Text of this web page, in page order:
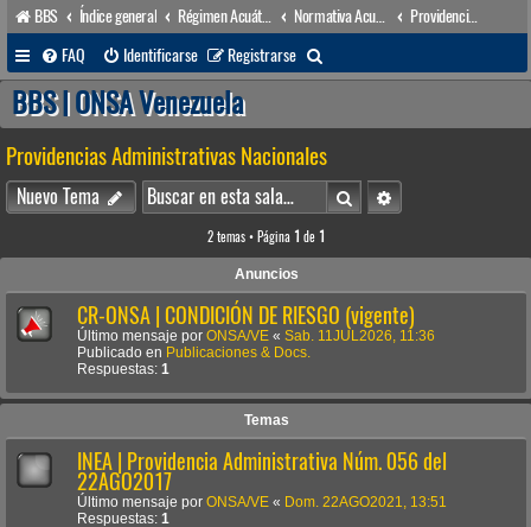
BBS Índice general
Providencias Administrativas Nacionales
FAQ
Identificarse Registrarse
u
c
a
r
BBS | ONSA Venezuela
Providencias Administrativas Nacionales
Nuevo Tema BuscarBúsqueda avanzada
2 temas • Página 1 de 1
Anuncios
CR-ONSA | CONDICIÓN DE RIESGO (vigente)
Último mensaje por ONSA/VE « Sab. 11JUL2026, 11:36
Publicado en Publicaciones & Docs.
Respuestas: 1
Temas
INEA | Providencia Administrativa Núm. 056 del
22AGO2017
Último mensaje por ONSA/VE « Dom. 22AGO2021, 13:51
Respuestas: 1